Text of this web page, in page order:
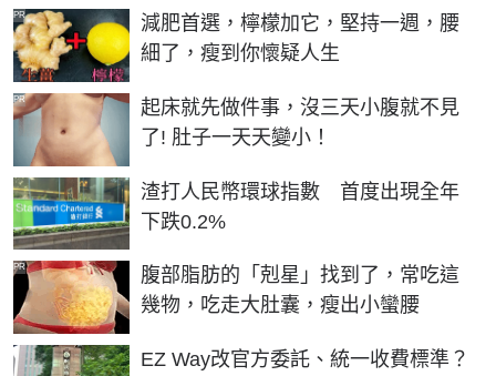
減肥首選，檸檬加它，堅持一週，腰
細了，瘦到你懷疑人生
PR
起床就先做件事，沒三天小腹就不見
了! 肚子一天天變小！
PR
渣打人民幣環球指數 首度出現全年
下跌0.2%
腹部脂肪的「剋星」找到了，常吃這
幾物，吃走大肚囊，瘦出小蠻腰
PR
EZ Way改官方委託、統一收費標準？